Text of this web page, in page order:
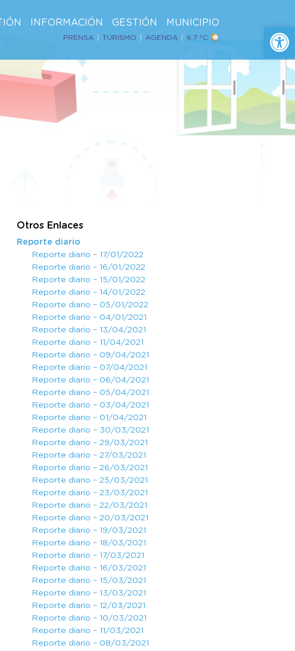
INFORMACIÓN GESTIÓN MUNICIPIO
PRENSA TURISMO AGENDA 6.7 ºC
Otros Enlaces
Reporte diario
Reporte diario – 17/01/2022
Reporte diario – 16/01/2022
Reporte diario – 15/01/2022
Reporte diario – 14/01/2022
Reporte diario – 05/01/2022
Reporte diario – 04/01/2021
Reporte diario – 13/04/2021
Reporte diario – 11/04/2021
Reporte diario – 09/04/2021
Reporte diario – 07/04/2021
Reporte diario – 06/04/2021
Reporte diario – 05/04/2021
Reporte diario – 03/04/2021
Reporte diario – 01/04/2021
Reporte diario – 30/03/2021
Reporte diario – 29/03/2021
Reporte diario – 27/03/2021
Reporte diario – 26/03/2021
Reporte diario – 25/03/2021
Reporte diario – 23/03/2021
Reporte diario – 22/03/2021
Reporte diario – 20/03/2021
Reporte diario – 19/03/2021
Reporte diario – 18/03/2021
Reporte diario – 17/03/2021
Reporte diario – 16/03/2021
Reporte diario – 15/03/2021
Reporte diario – 13/03/2021
Reporte diario – 12/03/2021
Reporte diario – 10/03/2021
Reporte diario – 11/03/2021
Reporte diario – 08/03/2021